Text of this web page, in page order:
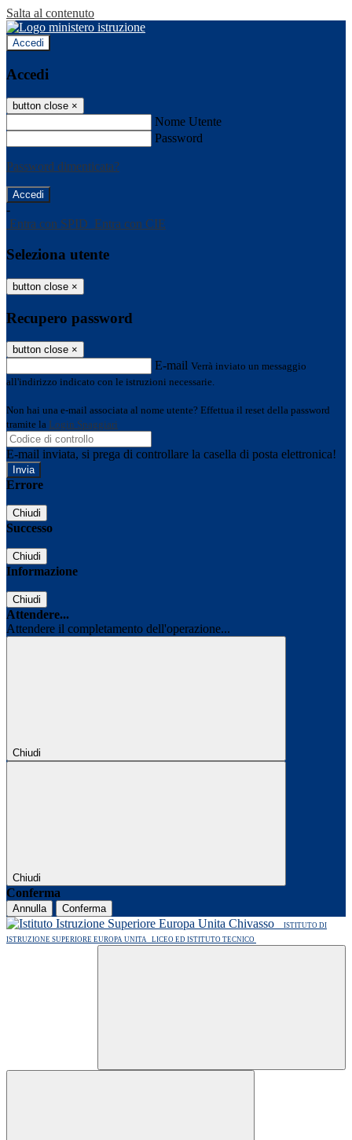
Salta al contenuto
Accedi
Accedi
button close ×
Nome Utente
Password
Password dimenticata?
-
Entra con SPID Entra con CIE
Seleziona utente
button close ×
Recupero password
button close ×
E-mail Verrà inviato un messaggio
all'indirizzo indicato con le istruzioni necessarie.
Non hai una e-mail associata al nome utente? Effettua il reset della password
tramite la Login Spaggiari
E-mail inviata, si prega di controllare la casella di posta elettronica!
Errore
Chiudi
Successo
Chiudi
Informazione
Chiudi
Attendere...
Attendere il completamento dell'operazione...
Chiudi
Chiudi
Conferma
Annulla Conferma
ISTITUTO DI
ISTRUZIONE SUPERIORE EUROPA UNITA LICEO ED ISTITUTO TECNICO